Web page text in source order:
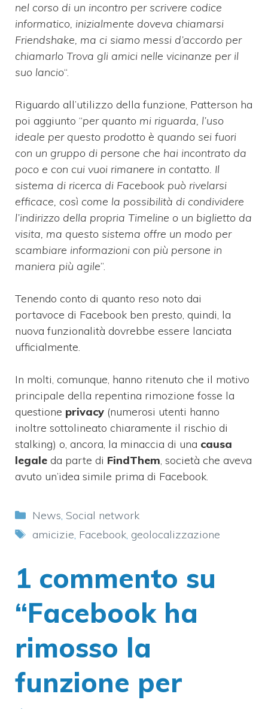
nel corso di un incontro per scrivere codice
informatico, inizialmente doveva chiamarsi
Friendshake, ma ci siamo messi d’accordo per
chiamarlo Trova gli amici nelle vicinanze per il
suo lancio“.
Riguardo all’utilizzo della funzione, Patterson ha
poi aggiunto “per quanto mi riguarda, l’uso
ideale per questo prodotto è quando sei fuori
con un gruppo di persone che hai incontrato da
poco e con cui vuoi rimanere in contatto. Il
sistema di ricerca di Facebook può rivelarsi
efficace, così come la possibilità di condividere
l’indirizzo della propria Timeline o un biglietto da
visita, ma questo sistema offre un modo per
scambiare informazioni con più persone in
maniera più agile”.
Tenendo conto di quanto reso noto dai
portavoce di Facebook ben presto, quindi, la
nuova funzionalità dovrebbe essere lanciata
ufficialmente.
In molti, comunque, hanno ritenuto che il motivo
principale della repentina rimozione fosse la
questione privacy (numerosi utenti hanno
inoltre sottolineato chiaramente il rischio di
stalking) o, ancora, la minaccia di una causa
legale da parte di FindThem, società che aveva
avuto un’idea simile prima di Facebook.
Categorie
News, Social network
Tag
amicizie, Facebook, geolocalizzazione
1 commento su
“Facebook ha
rimosso la
funzione per